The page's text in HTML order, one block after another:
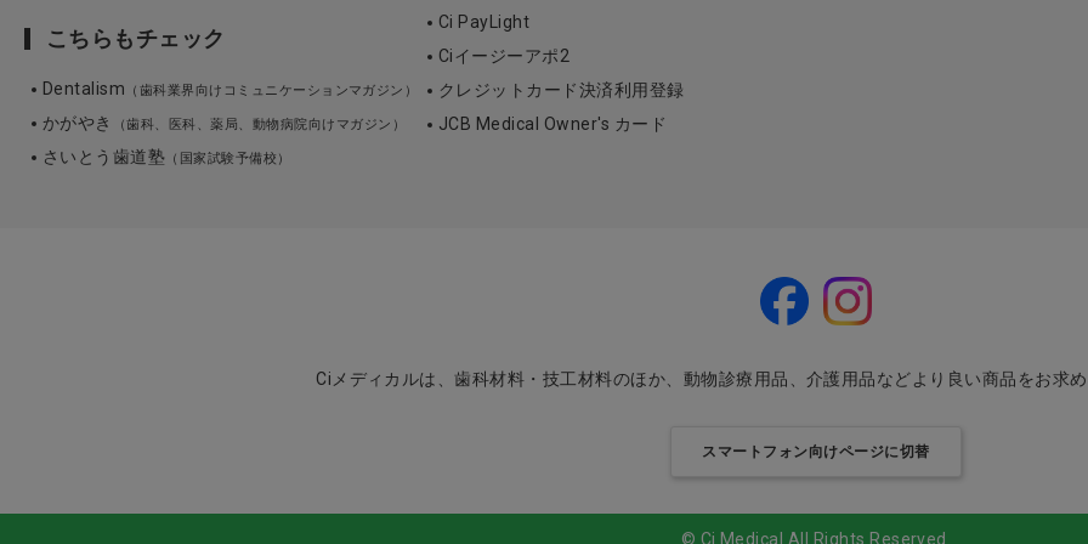
こちらもチェック
Dentalism （歯科業界向けコミュニケーションマガジン）
かがやき （歯科、医科、薬局、動物病院向けマガジン）
さいとう歯道塾 （国家試験予備校）
Ci PayLight
Ciイージーアポ2
クレジットカード決済利用登録
JCB Medical Owner's カード
Ciメディカルは、歯科材料・技工材料のほか、動物診療用品、介護用品などより良い商品をお求
スマートフォン向けページに切替
© Ci Medical All Rights Reserved.